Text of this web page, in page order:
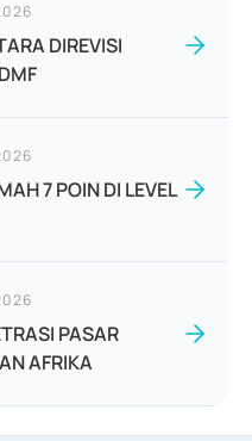
DIREVISI
7 POIN DI LEVEL
PASAR
AFRIKA